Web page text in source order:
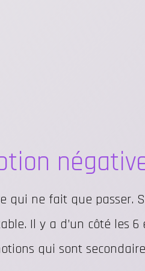
qui ne fait que passer.
Il y a d’un côté les 6
qui sont